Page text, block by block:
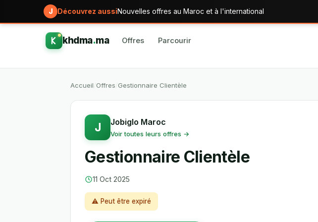
J Découvrez aussiNouvelles offres au Maroc et à l'international
khdma.ma Offres Parcourir
Accueil Offres Gestionnaire Clientèle
J Jobiglo Maroc
Voir toutes leurs offres →
Gestionnaire Clientèle
11 Oct 2025
⚠ Peut être expiré